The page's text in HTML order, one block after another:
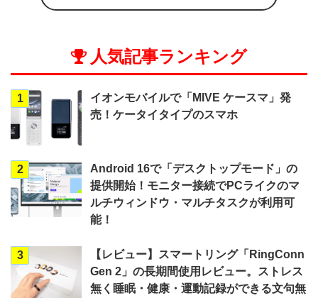
人気記事ランキング
1
イオンモバイルで「MIVE ケースマ」発
売！ケータイタイプのスマホ
2
Android 16で「デスクトップモード」の
提供開始！モニター接続でPCライクのマ
ルチウィンドウ・マルチタスクが利用可
能！
3
【レビュー】スマートリング「RingConn
Gen 2」の長期間使用レビュー。ストレス
無く睡眠・健康・運動記録ができる文句無